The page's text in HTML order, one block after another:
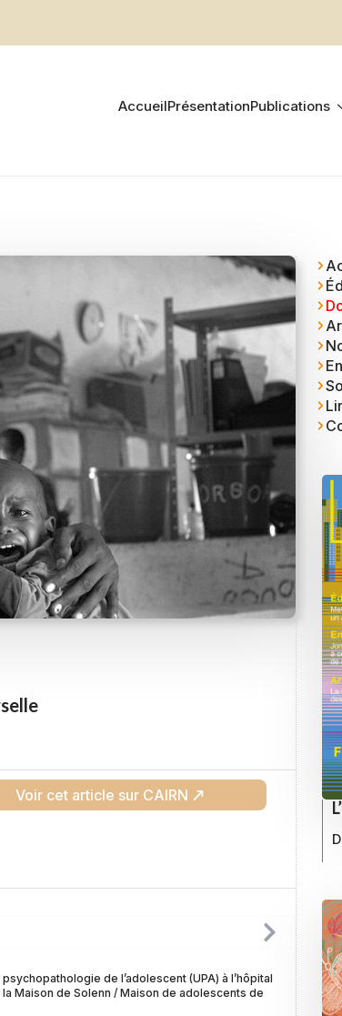
AccueilPrésentationPublications
Voir cet article sur CAIRN
de l’adolescent (UPA) à l’hôpital
Maison de Solenn / Maison de adolescents de